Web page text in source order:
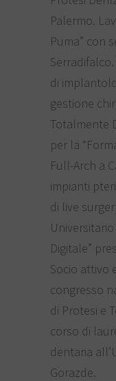
Palermo.
Puma” con
di
gestione
Totalmente
per la
Full-Arch a
impianti
di live
Digitale”
Socio attivo
congresso
di Protesi e
corso di
dentaria
Gorazde.